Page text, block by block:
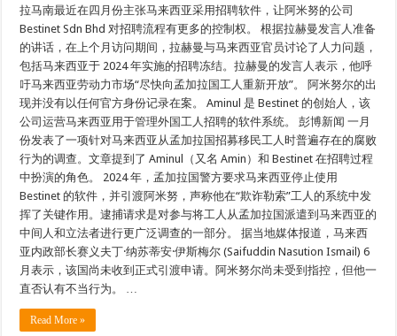
拉马南最近在四月份主张马来西亚采用招聘软件，让阿米努的公司
Bestinet Sdn Bhd 对招聘流程有更多的控制权。 根据拉赫曼发言人准备
的讲话，在上个月访问期间，拉赫曼与马来西亚官员讨论了人力问题，
包括马来西亚于 2024 年实施的招聘冻结。拉赫曼的发言人表示，他呼
吁马来西亚劳动力市场“尽快向孟加拉国工人重新开放”。 阿米努尔的出
现并没有以任何官方身份记录在案。 Aminul 是 Bestinet 的创始人，该
公司运营马来西亚用于管理外国工人招聘的软件系统。 彭博新闻 一月
份发表了一项针对马来西亚从孟加拉国招募移民工人时普遍存在的腐败
行为的调查。文章提到了 Aminul（又名 Amin）和 Bestinet 在招聘过程
中扮演的角色。 2024 年，孟加拉国警方要求马来西亚停止使用
Bestinet 的软件，并引渡阿米努，声称他在“欺诈勒索”工人的系统中发
挥了关键作用。逮捕请求是对参与将工人从孟加拉国派遣到马来西亚的
中间人和立法者进行更广泛调查的一部分。 据当地媒体报道，马来西
亚内政部长赛义夫丁·纳苏蒂安·伊斯梅尔 (Saifuddin Nasution Ismail) 6
月表示，该国尚未收到正式引渡申请。阿米努尔尚未受到指控，但他一
直否认有不当行为。 …
Read More »